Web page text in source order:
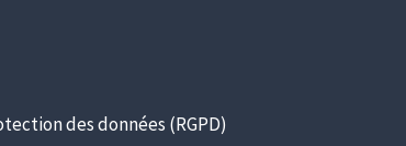
des données (RGPD)